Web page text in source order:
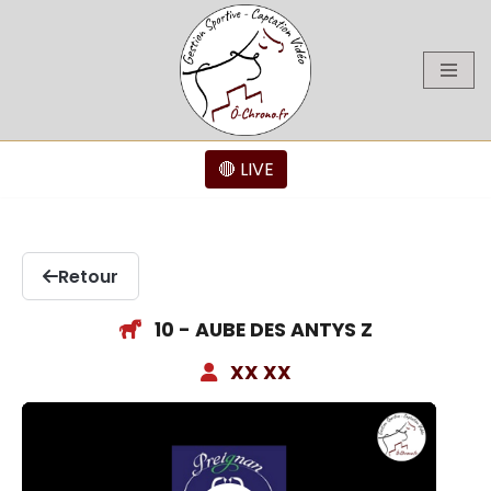
🔴 LIVE
Retour
10 - AUBE DES ANTYS Z
XX XX